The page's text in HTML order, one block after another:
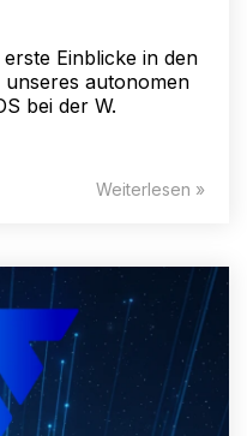
Einblicke in den
autonomen
bei der W.
Weiterlesen »